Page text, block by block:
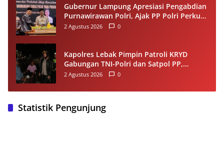
Gubernur Lampung Apresiasi Pengabdian
Purnawirawan Polri, Ajak PP Polri Perkuat
Stabilitas dan Dukung Pembangunan
2 Agustus 2026 0
Kapolres Lebak Pimpin Patroli KRYD
Gabungan TNI-Polri dan Satpol PP,
Antisipasi Curanmor hingga Balap Liar
2 Agustus 2026 0
Statistik Pengunjung